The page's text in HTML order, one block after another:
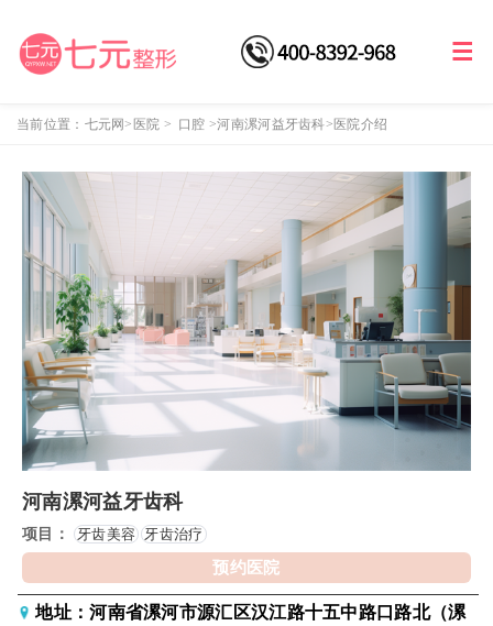
当前位置： 七元网>医院 > 口腔 >河南漯河益牙齿科>医院介绍
河南漯河益牙齿科
项目： 牙齿美容 牙齿治疗
预约医院
地址：河南省漯河市源汇区汉江路十五中路口路北（漯